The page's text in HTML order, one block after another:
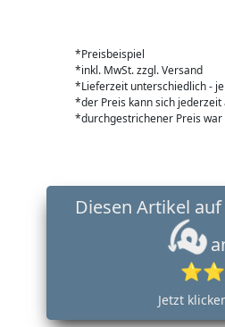
*Preisbeispiel
*inkl. MwSt. zzgl. Versand
*Lieferzeit unterschiedlich -
*der Preis kann sich
*durchgestrichener Preis
Jetzt